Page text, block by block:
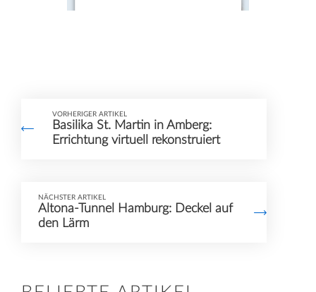
einzubetten. Dieser
Service kann Daten zu
Sie die Details durch
und stimmen Sie der
VORHERIGER ARTIKEL
Basilika St. Martin in Amberg:
Errichtung virtuell rekonstruiert
NÄCHSTER ARTIKEL
Altona-Tunnel Hamburg: Deckel auf
den Lärm